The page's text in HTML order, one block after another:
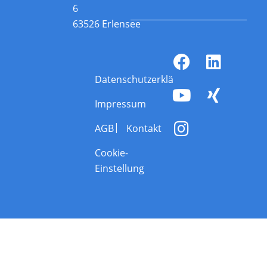
6
63526 Erlensee
Datenschutzerklärung
Impressum
AGB
Kontakt
Cookie-
Einstellung